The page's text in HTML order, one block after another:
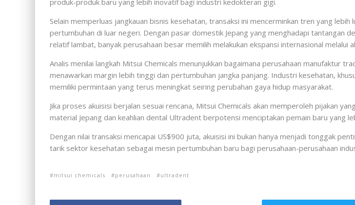
produk-produk baru yang lebih inovatif bagi industri kedokteran gigi.
Selain memperluas jangkauan bisnis kesehatan, transaksi ini mencerminkan tren yang lebih
pertumbuhan di luar negeri. Dengan pasar domestik Jepang yang menghadapi tantangan
relatif lambat, banyak perusahaan besar memilih melakukan ekspansi internasional melalui
Analis menilai langkah Mitsui Chemicals menunjukkan bagaimana perusahaan manufaktur
menawarkan margin lebih tinggi dan pertumbuhan jangka panjang. Industri kesehatan,
memiliki permintaan yang terus meningkat seiring perubahan gaya hidup masyarakat.
Jika proses akuisisi berjalan sesuai rencana, Mitsui Chemicals akan memperoleh pijakan
material Jepang dan keahlian dental Ultradent berpotensi menciptakan pemain baru yang
Dengan nilai transaksi mencapai US$900 juta, akuisisi ini bukan hanya menjadi tonggak
tarik sektor kesehatan sebagai mesin pertumbuhan baru bagi perusahaan-perusahaan
mitsui chemicals perusahaan ultradent